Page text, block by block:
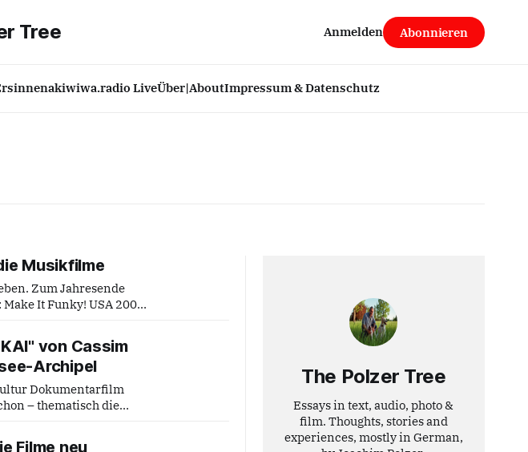
Tree
akiwiwa.radio LiveÜber|AboutImpressum & Datenschutz
Anmelden Abonnieren
Musikfilme
Zum Jahresende
von Cassim
Archipel
Dokumentarfilm
– thematisch die
Filme neu
The Polzer Tree
Essays in text, audio, photo &
film. Thoughts, stories and
experiences, mostly in German,